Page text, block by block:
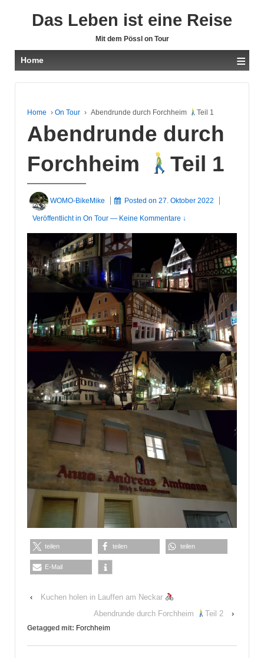
Das Leben ist eine Reise
Mit dem Pössl on Tour
Home ≡
Home › On Tour › Abendrunde durch Forchheim Teil 1
Abendrunde durch
Forchheim
Teil 1
WOMO-BikeMike Posted on27. Oktober 2022
Veröffentlicht in On Tour — Keine Kommentare ↓
teilen teilen teilen
E-Mail
‹
Kuchen holen in Lauffen am Neckar
Abendrunde durch Forchheim
Teil 2 ›
Getagged mit: Forchheim